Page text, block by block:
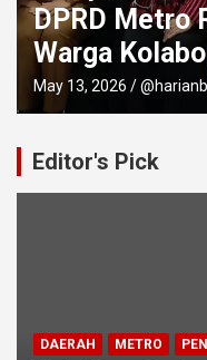
Pemkot
May 12, 2026
Editor's Pick
DAERAH METRO